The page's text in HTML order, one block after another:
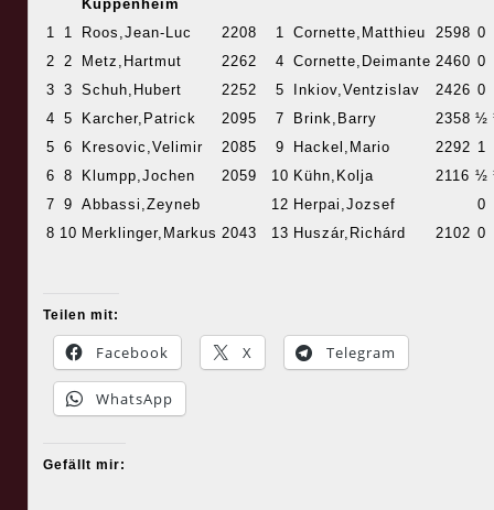
Kuppenheim
1 1 Roos,Jean-Luc 2208 1 Cornette,Matthieu 2598 0
2 2 Metz,Hartmut 2262 4 Cornette,Deimante 2460 0
3 3 Schuh,Hubert 2252 5 Inkiov,Ventzislav 2426 0
4 5 Karcher,Patrick 2095 7 Brink,Barry 2358 ½
5 6 Kresovic,Velimir 2085 9 Hackel,Mario 2292 1
6 8 Klumpp,Jochen 2059 10 Kühn,Kolja 2116 ½
7 9 Abbassi,Zeyneb 12 Herpai,Jozsef
0
8 10 Merklinger,Markus 2043 13 Huszár,Richárd 2102 0
Teilen mit:
Facebook X Telegram
WhatsApp
Gefällt mir: